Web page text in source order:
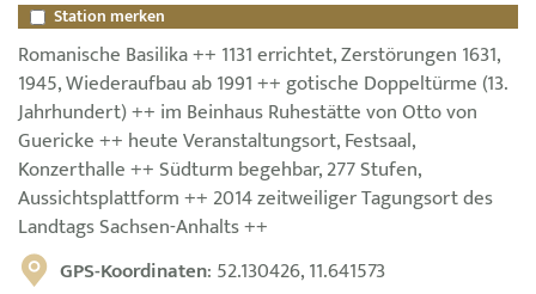
Station merken
Romanische Basilika ++ 1131 errichtet, Zerstörungen 1631,
1945, Wiederaufbau ab 1991 ++ gotische Doppeltürme (13.
Jahrhundert) ++ im Beinhaus Ruhestätte von Otto von
Guericke ++ heute Veranstaltungsort, Festsaal,
Konzerthalle ++ Südturm begehbar, 277 Stufen,
Aussichtsplattform ++ 2014 zeitweiliger Tagungsort des
Landtags Sachsen-Anhalts ++
GPS-Koordinaten: 52.130426, 11.641573